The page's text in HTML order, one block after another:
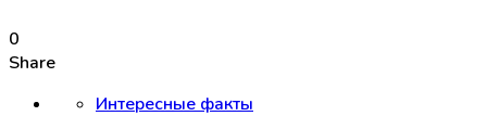
0
Share
Интересные факты